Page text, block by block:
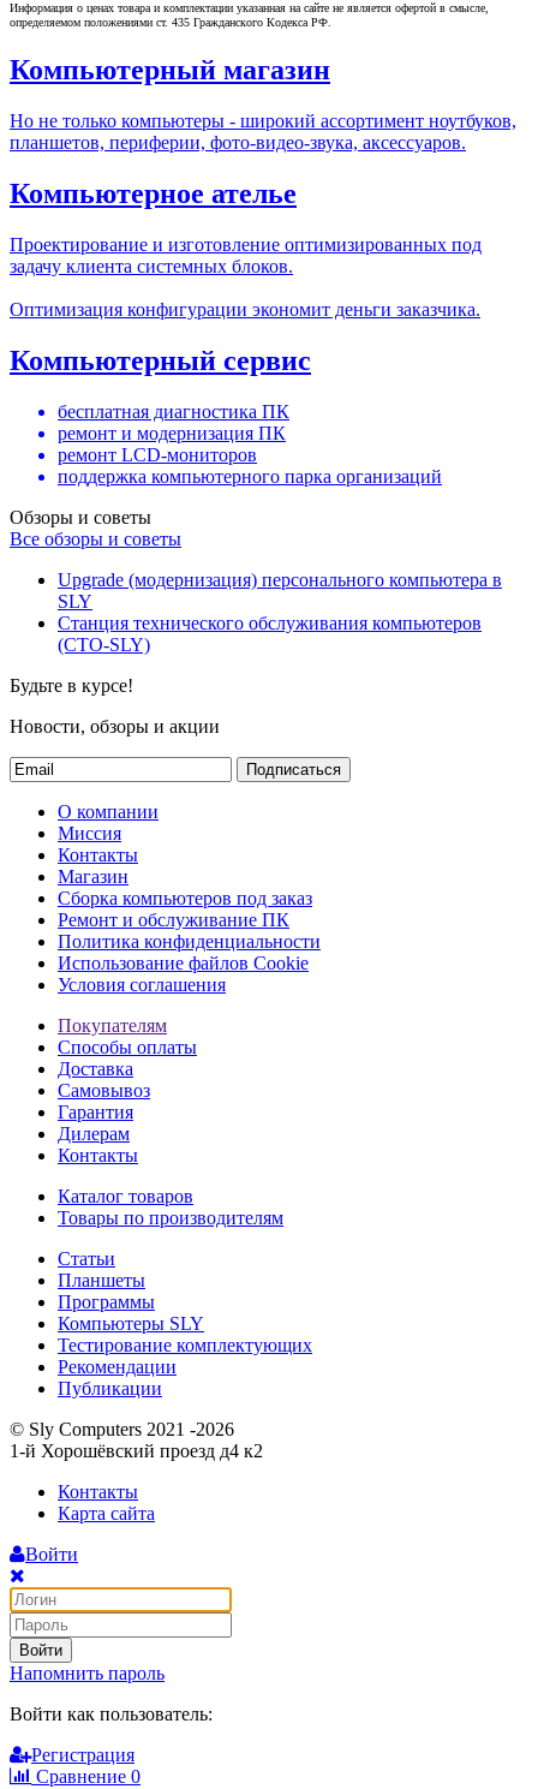
Информация о ценах товара и комплектации указанная на сайте не является офертой в смысле,
определяемом положениями ст. 435 Гражданского Кодекса РФ.
Компьютерный магазин
Но не только компьютеры - широкий ассортимент ноутбуков,
планшетов, периферии, фото-видео-звука, аксессуаров.
Компьютерное ателье
Проектирование и изготовление оптимизированных под
задачу клиента системных блоков.
Оптимизация конфигурации экономит деньги заказчика.
Компьютерный сервис
бесплатная диагностика ПК
ремонт и модернизация ПК
ремонт LCD-мониторов
поддержка компьютерного парка организаций
Обзоры и советы
Все обзоры и советы
Upgrade (модернизация) персонального компьютера в
SLY
Станция технического обслуживания компьютеров
(СТО-SLY)
Будьте в курсе!
Новости, обзоры и акции
Подписаться
О компании
Миссия
Контакты
Магазин
Сборка компьютеров под заказ
Ремонт и обслуживание ПК
Политика конфиденциальности
Использование файлов Cookie
Условия соглашения
Покупателям
Способы оплаты
Доставка
Самовывоз
Гарантия
Дилерам
Контакты
Каталог товаров
Товары по производителям
Статьи
Планшеты
Программы
Компьютеры SLY
Тестирование комплектующих
Рекомендации
Публикации
© Sly Computers 2021 -2026
1-й Хорошёвский проезд д4 к2
Контакты
Карта сайта
Войти
Войти
Напомнить пароль
Войти как пользователь:
Регистрация
Сравнение 0